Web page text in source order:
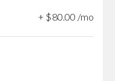
+ $80 00 /mo